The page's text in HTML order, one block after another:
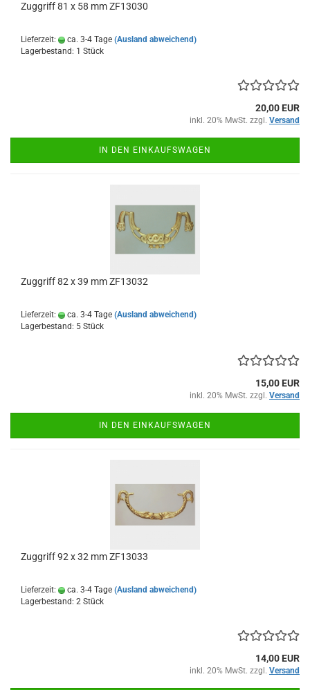
Zuggriff 81 x 58 mm ZF13030
Lieferzeit: ca. 3-4 Tage (Ausland abweichend)
Lagerbestand: 1 Stück
20,00 EUR
inkl. 20% MwSt. zzgl. Versand
IN DEN EINKAUFSWAGEN
Zuggriff 82 x 39 mm ZF13032
Lieferzeit: ca. 3-4 Tage (Ausland abweichend)
Lagerbestand: 5 Stück
15,00 EUR
inkl. 20% MwSt. zzgl. Versand
IN DEN EINKAUFSWAGEN
Zuggriff 92 x 32 mm ZF13033
Lieferzeit: ca. 3-4 Tage (Ausland abweichend)
Lagerbestand: 2 Stück
14,00 EUR
inkl. 20% MwSt. zzgl. Versand